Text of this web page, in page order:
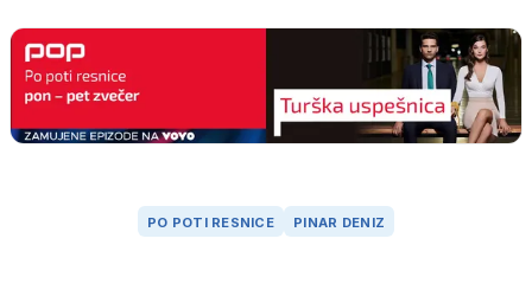
PO POTI RESNICE PINAR DENIZ